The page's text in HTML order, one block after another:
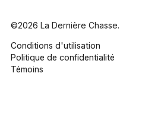
©2026 La Dernière Chasse.
Conditions d'utilisation
Politique de confidentialité
Témoins